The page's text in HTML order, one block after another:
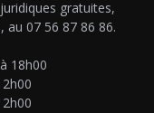
gratuites,
au 07 56 87 86 86.
18h00